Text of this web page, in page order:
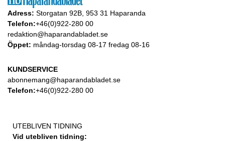
Adress: Storgatan 92B, 953 31 Haparanda
Telefon:+46(0)922-280 00
redaktion@haparandabladet.se
Öppet: måndag-torsdag 08-17 fredag 08-16
KUNDSERVICE
abonnemang@haparandabladet.se
Telefon:+46(0)922-280 00
UTEBLIVEN TIDNING
Vid utebliven tidning: